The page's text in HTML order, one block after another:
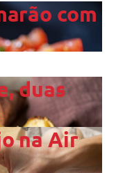
com
duas
na Air